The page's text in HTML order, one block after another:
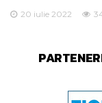
20 iulie 2022